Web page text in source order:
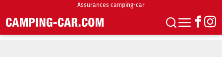
Assurances camping-car